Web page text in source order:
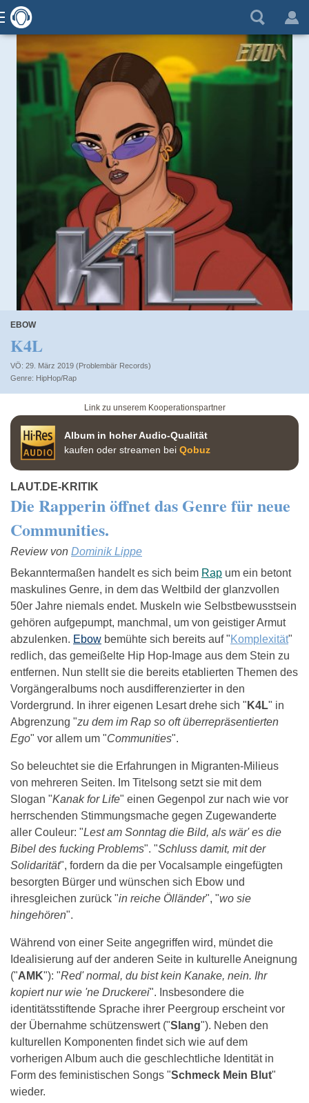
EBOW
K4L
VÖ: 29. März 2019 (Problembär Records)
HipHop/Rap
Link zu unserem Kooperationspartner
Album in hoher Audio-Qualität
kaufen oder streamen bei Qobuz
LAUT.DE-KRITIK
Die Rapperin öffnet das Genre für neue
Communities.
Review von Dominik Lippe
Bekanntermaßen handelt es sich beim Rap um ein betont
maskulines Genre, in dem das Weltbild der glanzvollen
50er Jahre niemals endet. Muskeln wie Selbstbewusstsein
gehören aufgepumpt, manchmal, um von geistiger Armut
abzulenken. Ebow bemühte sich bereits auf "Komplexität"
redlich, das gemeißelte Hip Hop-Image aus dem Stein zu
entfernen. Nun stellt sie die bereits etablierten Themen des
Vorgängeralbums noch ausdifferenzierter in den
Vordergrund. In ihrer eigenen Lesart drehe sich " K4L" in
Abgrenzung "zu dem im Rap so oft überrepräsentierten
Ego" vor allem um "Communities".
So beleuchtet sie die Erfahrungen in Migranten-Milieus
von mehreren Seiten. Im Titelsong setzt sie mit dem
Slogan "Kanak for Life" einen Gegenpol zur nach wie vor
herrschenden Stimmungsmache gegen Zugewanderte
aller Couleur: "Lest am Sonntag die Bild, als wär' es die
Bibel des fucking Problems". "Schluss damit, mit der
Solidarität", fordern da die per Vocalsample eingefügten
besorgten Bürger und wünschen sich Ebow und
ihresgleichen zurück "in reiche Ölländer", "wo sie
hingehören".
Während von einer Seite angegriffen wird, mündet die
Idealisierung auf der anderen Seite in kulturelle Aneignung
("AMK"): "Red' normal, du bist kein Kanake, nein. Ihr
kopiert nur wie 'ne Druckerei". Insbesondere die
identitätsstiftende Sprache ihrer Peergroup erscheint vor
der Übernahme schützenswert ("Slang"). Neben den
kulturellen Komponenten findet sich wie auf dem
vorherigen Album auch die geschlechtliche Identität in
Form des feministischen Songs "Schmeck Mein Blut"
wieder.